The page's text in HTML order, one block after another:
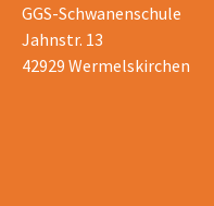
GGS-Schwanenschule
Jahnstr. 13
42929 Wermelskirchen